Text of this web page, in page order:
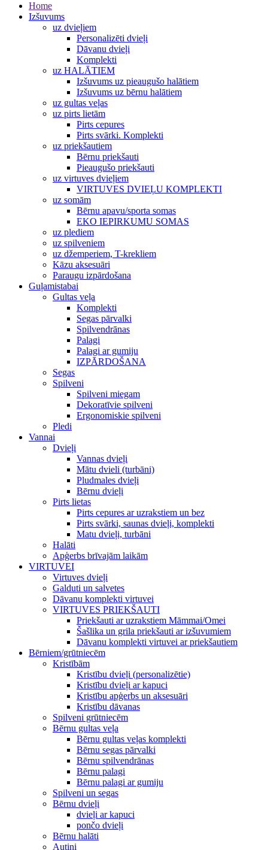
Home
Izšuvums
uz dvieļiem
Personalizēti dvieļi
Dāvanu dvieļi
Komplekti
uz HALĀTIEM
Izšuvums uz pieaugušo halātiem
Izšuvums uz bērnu halātiem
uz gultas veļas
uz pirts lietām
Pirts cepures
Pirts svārki. Komplekti
uz priekšautiem
Bērnu priekšauti
Pieaugušo priekšauti
uz virtuves dvieļiem
VIRTUVES DVIEĻU KOMPLEKTI
uz somām
Bērnu apavu/sporta somas
EKO IEPIRKUMU SOMAS
uz plediem
uz spilveniem
uz džemperiem, T-krekliem
Kāzu aksesuāri
Paraugu izpārdošana
Guļamistabai
Gultas veļa
Komplekti
Segas pārvalki
Spilvendrānas
Palagi
Palagi ar gumiju
IZPĀRDOŠANA
Segas
Spilveni
Spilveni miegam
Dekoratīvie spilveni
Ergonomiskie spilveni
Pledi
Vannai
Dvieļi
Vannas dvieļi
Mātu dvieli (turbāni)
Pludmales dvieļi
Bērnu dvieļi
Pirts lietas
Pirts cepures ar uzrakstiem un bez
Pirts svārki, saunas dvieļi, komplekti
Matu dvieļi, turbāni
Halāti
Apģerbs brīvajām laikām
VIRTUVEI
Virtuves dvieļi
Galduti un salvetes
Dāvanu komplekti virtuvei
VIRTUVES PRIEKŠAUTI
Priekšauti ar uzrakstiem Māmmai/Omei
Šašlika un grila priekšauti ar izšuvumiem
Dāvanu komplekti virtuvei ar priekšautiem
Bērniem/grūtniecēm
Kristībām
Kristību dvieļi (personalizētie)
Kristību dvieļi ar kapuci
Kristību apģerbs un aksesuāri
Kristību dāvanas
Spilveni grūtniecēm
Bērnu gultas veļa
Bērnu gultas veļas komplekti
Bērnu segas pārvalki
Bērnu spilvendrānas
Bērnu palagi
Bērnu palagi ar gumiju
Spilveni un segas
Bērnu dvieļi
dvieļi ar kapuci
pončo dvieļi
Bērnu halāti
Autiņi